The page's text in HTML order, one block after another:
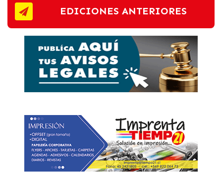
EDICIONES ANTERIORES